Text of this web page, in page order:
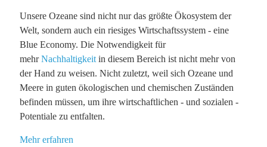
Unsere Ozeane sind nicht nur das größte Ökosystem der
Welt, sondern auch ein riesiges Wirtschaftssystem - eine
Blue Economy. Die Notwendigkeit für
mehrNachhaltigkeit in diesem Bereich ist nicht mehr von
der Hand zu weisen. Nicht zuletzt, weil sich Ozeane und
Meere in guten ökologischen und chemischen Zuständen
befinden müssen, um ihre wirtschaftlichen - und sozialen -
Potentiale zu entfalten.
Mehr erfahren